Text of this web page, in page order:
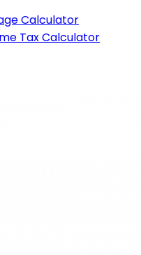
Calculator
Tax Calculator